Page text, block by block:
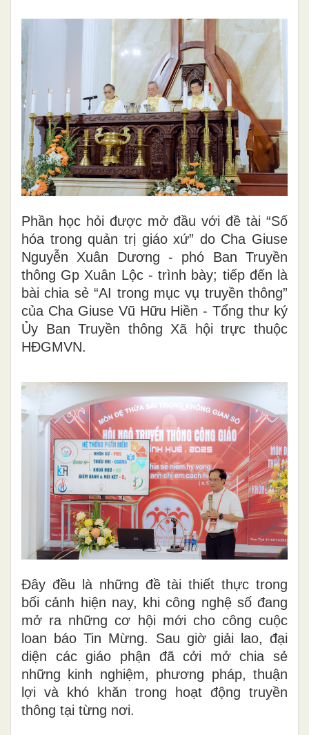
Phần học hỏi được mở đầu với đề tài “Số
hóa trong quản trị giáo xứ” do Cha Giuse
Nguyễn Xuân Dương - phó Ban Truyền
thông Gp Xuân Lộc - trình bày; tiếp đến là
bài chia sẻ “AI trong mục vụ truyền thông”
của Cha Giuse Vũ Hữu Hiền - Tổng thư ký
Ủy Ban Truyền thông Xã hội trực thuộc
HĐGMVN.
Đây đều là những đề tài thiết thực trong
bối cảnh hiện nay, khi công nghệ số đang
mở ra những cơ hội mới cho công cuộc
loan báo Tin Mừng. Sau giờ giải lao, đại
diện các giáo phận đã cởi mở chia sẻ
những kinh nghiệm, phương pháp, thuận
lợi và khó khăn trong hoạt động truyền
thông tại từng nơi.